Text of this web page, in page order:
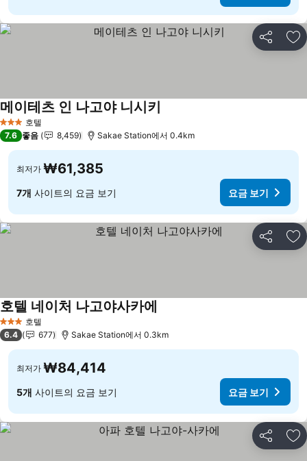
공유 즐
3 성급 호텔
메이테츠 인 나고야 니시키
7.6 좋음 8,459 Sakae Station에서 0.4km
최저가 ₩61,385
7개 사이트의 요금 보기 요금 보기
공유 즐
3 성급 호텔
호텔 네이처 나고야사카에
6.4 677 Sakae Station에서 0.3km
최저가 ₩84,414
5개 사이트의 요금 보기 요금 보기
공유 즐